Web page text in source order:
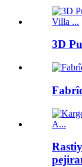
3D